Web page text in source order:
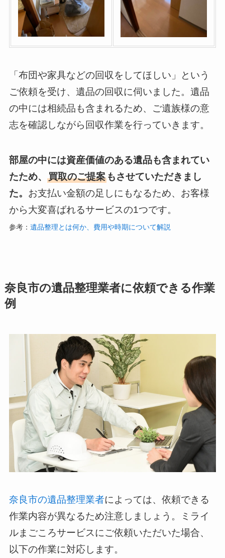
「布団や家具などの回収をしてほしい」という
ご依頼を受け、遺品の回収に伺いました。遺品
の中には相続品も含まれるため、ご遺族様の意
志を確認しながら回収作業を行っていきます。
部屋の中には資産価値のある遺品も含まれてい
たため、 買取のご提案もさせていただきまし
た。 お支払い金額の足しにもなるため、お客様
から大変喜ばれるサービスの1つです。
参考： 遺品整理とは何か、費用や時期について解説
奈良市の遺品整理業者に依頼できる作業
例
奈良市の遺品整理業者によっては、依頼できる
作業内容が異なるため注意しましょう。ミライ
ルまごころサービスにご依頼いただいた場合、
以下の作業に対応します。